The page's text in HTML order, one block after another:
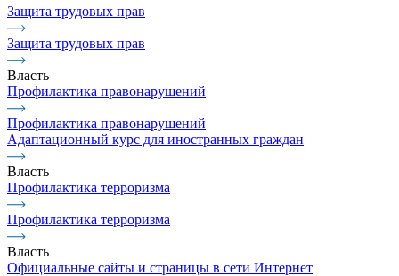
Защита трудовых прав
Защита трудовых прав
Власть
Профилактика правонарушений
Профилактика правонарушений
Адаптационный курс для иностранных граждан
Власть
Профилактика терроризма
Профилактика терроризма
Власть
Официальные сайты и страницы в сети Интернет